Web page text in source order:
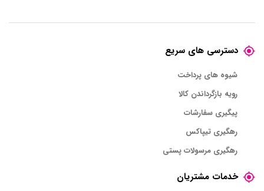
دسترسی های سریع
شیوه های پرداخت
رویه بازگرداندن کالا
پیگیری سفارشات
رهگیری تیپاکس
رهگیری مرسولات پستی
خدمات مشتریان